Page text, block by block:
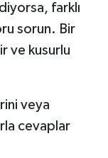
farklı
sorun. Bir
ve kusurlu
veya
cevaplar